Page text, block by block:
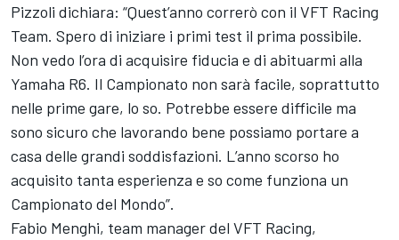
Pizzoli dichiara: “Quest’anno correrò con il VFT Racing
Team. Spero di iniziare i primi test il prima possibile.
Non vedo l’ora di acquisire fiducia e di abituarmi alla
Yamaha R6. Il Campionato non sarà facile, soprattutto
nelle prime gare, lo so. Potrebbe essere difficile ma
sono sicuro che lavorando bene possiamo portare a
casa delle grandi soddisfazioni. L’anno scorso ho
acquisito tanta esperienza e so come funziona un
Campionato del Mondo”.
Fabio Menghi, team manager del VFT Racing,